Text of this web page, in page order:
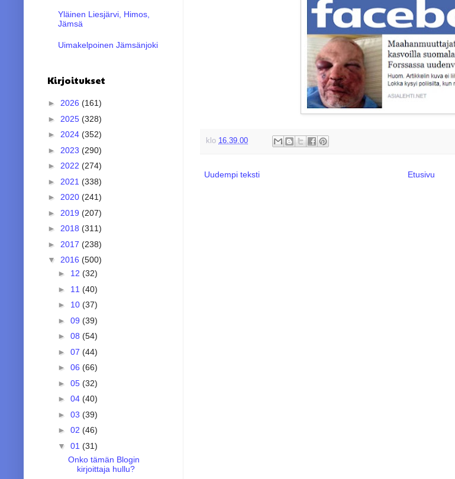
klo 16.39.00
Uudempi teksti Etusivu
Yläinen Liesjärvi, Himos,
Jämsä
Uimakelpoinen Jämsänjoki
Kirjoitukset
► 2026 (161)
► 2025 (328)
► 2024 (352)
► 2023 (290)
► 2022 (274)
► 2021 (338)
► 2020 (241)
► 2019 (207)
► 2018 (311)
► 2017 (238)
▼ 2016 (500)
► 12 (32)
► 11 (40)
► 10 (37)
► 09 (39)
► 08 (54)
► 07 (44)
► 06 (66)
► 05 (32)
► 04 (40)
► 03 (39)
► 02 (46)
▼ 01 (31)
Onko tämän Blogin
kirjoittaja hullu?